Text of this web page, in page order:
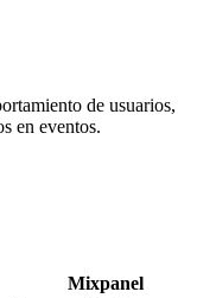
de usuarios,
en eventos.
Mixpanel